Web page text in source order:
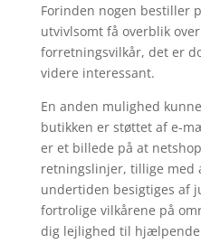
Forinden nogen bestiller
utvivlsomt få overblik
forretningsvilkår, det er
videre interessant.
En anden mulighed
butikken er støttet af e-
er et billede på at
retningslinjer, tillige med
undertiden besigtiges af
fortrolige vilkårene på
dig lejlighed til